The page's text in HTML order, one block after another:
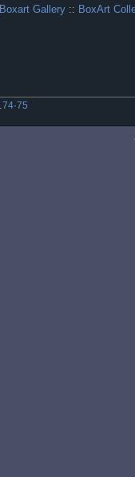
Boxart Gallery :: BoxArt
74·75